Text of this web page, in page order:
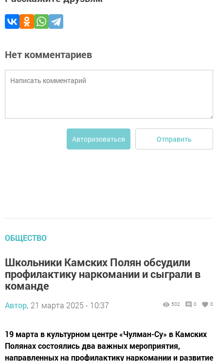
Нет комментариев
Авторизоваться Отправить
ОБЩЕСТВО
Школьники Камских Полян обсудили
профилактику наркомании и сыграли в
команде
Автор, 21 марта 2025 - 10:37 502 0 0
19 марта в культурном центре «Чулман-Су» в Камских
Полянах состоялись два важных мероприятия,
направленных на профилактику наркомании и развитие